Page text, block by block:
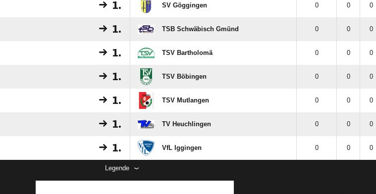
1. SV Göggingen 0 0 0
1. TSB Schwäbisch Gmünd 0 0 0
1. TSV Bartholomä 0 0 0
1. TSV Böbingen 0 0 0
1. TSV Mutlangen 0 0 0
1. TV Heuchlingen 0 0 0
1. VfL Iggingen 0 0 0
Legende